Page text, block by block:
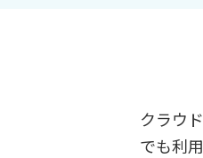
クラウ
でも利